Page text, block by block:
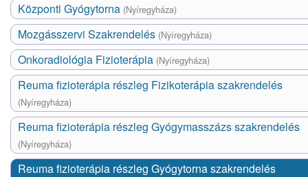
Központi Gyógytorna (Nyíregyháza)
Mozgásszervi Szakrendelés (Nyíregyháza)
Onkoradiológia Fizioterápia (Nyíregyháza)
Reuma fizioterápia részleg Fizikoterápia szakrendelés
(Nyíregyháza)
Reuma fizioterápia részleg Gyógymasszázs szakrendelés
(Nyíregyháza)
Reuma fizioterápia részleg Gyógytorna szakrendelés